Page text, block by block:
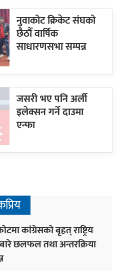
नुवाकोट क्रिकेट संघको
छैठौँ वार्षिक
साधारणसभा सम्पन्न
जसरी भए पनि अर्ली
इलेक्सन गर्ने दाउमा
एन्फा
कांग्रेसको बृहत् राष्ट्रिय
छलफल तथा अन्तरक्रिया